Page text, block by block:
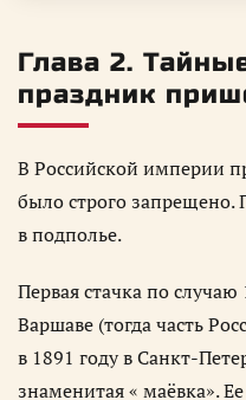
Глава 2.
праздник
В Российской империи
было строго запрещено.
в подполье.
Первая стачка по
Варшаве (тогда часть
в 1891 году в Санкт-
знаменитая « маёвка».